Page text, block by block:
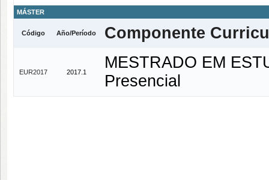
MÁSTER
Código Año/Período Componente
EUR2017 2017.1
MESTRADO EM
Presencial